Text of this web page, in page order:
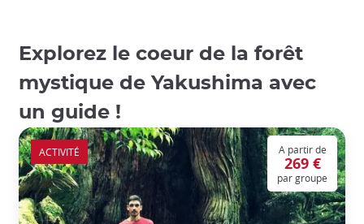
Explorez le coeur de la forêt
mystique de Yakushima avec
un guide !
A partir de
269 €
par groupe
ACTIVITÉ